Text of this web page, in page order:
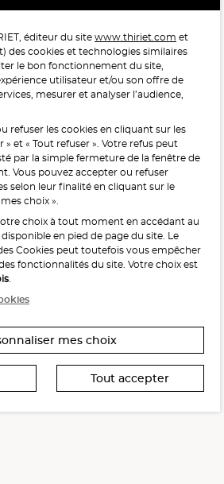
MANGEZ AU MOINS CINQ FRUITS ET
WWW.MANGERBOUGER.FR
pour la santé, à consommer
modération.
de boissons alcooliques
de moins de 18 ans
de l’acheteur est exigée au moment
de la vente en ligne.
éditeur du site www.thiriet.com et
des cookies et technologies similaires
le bon fonctionnement du site,
utilisateur et/ou son offre de
mesurer et analyser l’audience,
refuser les cookies en cliquant sur les
et « Tout refuser ». Votre refus peut
par la simple fermeture de la fenêtre de
Vous pouvez accepter ou refuser
selon leur finalité en cliquant sur le
choix ».
choix à tout moment en accédant au
disponible en pied de page du site. Le
Cookies peut toutefois vous empêcher
fonctionnalités du site. Votre choix est
.
mes choix
Tout accepter